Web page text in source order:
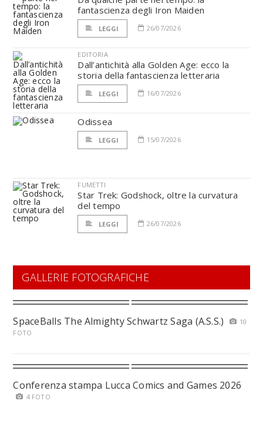
fantascienza degli Iron Maiden
LEGGI 26/07/2026
EDITORIA
Dall’antichità alla Golden Age: ecco la
storia della fantascienza letteraria
LEGGI 16/07/2026
Odissea
LEGGI 15/07/2026
FUMETTI
Star Trek: Godshock, oltre la curvatura
del tempo
LEGGI 26/07/2026
GALLERIE FOTOGRAFICHE
SpaceBalls The Almighty Schwartz Saga (A.S.S.)
10
FOTO
Conferenza stampa Lucca Comics and Games 2026
4 FOTO